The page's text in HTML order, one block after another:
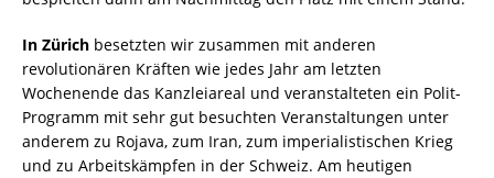
In Zürich besetzten wir zusammen mit anderen
revolutionären Kräften wie jedes Jahr am letzten
Wochenende das Kanzleiareal und veranstalteten ein Polit-
Programm mit sehr gut besuchten Veranstaltungen unter
anderem zu Rojava, zum Iran, zum imperialistischen Krieg
und zu Arbeitskämpfen in der Schweiz. Am heutigen